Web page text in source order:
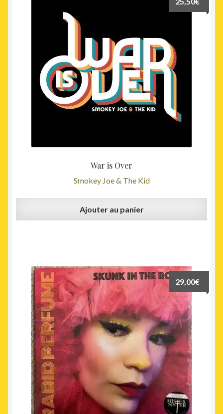
War is Over
Smokey Joe & The Kid
Ajouter au panier
29,00€